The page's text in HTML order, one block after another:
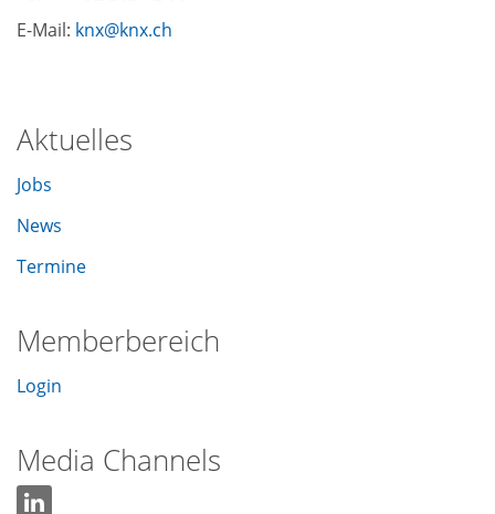
E-Mail: knx knx ch
Aktuelles
Jobs
News
Termine
Memberbereich
Login
Media Channels